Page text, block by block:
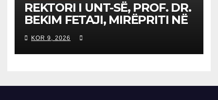
REKTORI I UNT-SË, PROF. DR.
BEKIM FETAJI, MIRËPRITI NË
TAKIM ZYRTAR DREJTORIN E
SH.A MEPSO, DR. BURIM
LATIFIN
KOR 9, 2026